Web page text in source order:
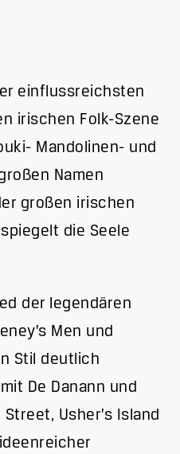
einflussreichsten
irischen Folk-Szene
Mandolinen- und
Namen
großen irischen
die Seele
der legendären
Men und
Stil deutlich
De Danann und
Usher’s Island